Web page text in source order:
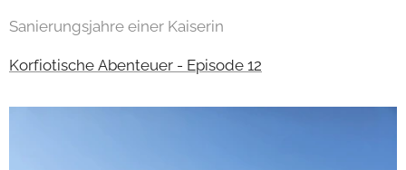
Sanierungsjahre einer Kaiserin
Korfiotische Abenteuer - Episode 12